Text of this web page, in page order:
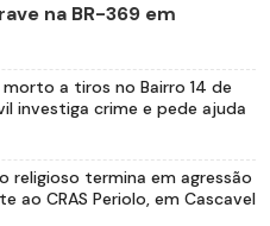
na BR-369 em
a tiros no Bairro 14 de
investiga crime e pede ajuda
religioso termina em agressão
ao CRAS Periolo, em Cascavel